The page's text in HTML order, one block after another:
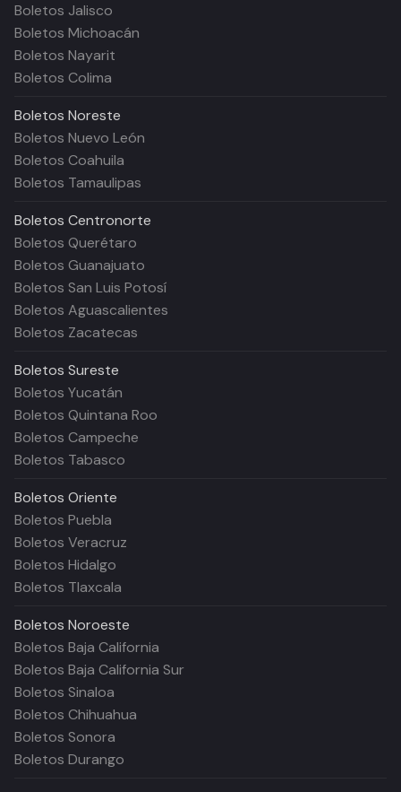
Boletos Jalisco
Boletos Michoacán
Boletos Nayarit
Boletos Colima
Boletos Noreste
Boletos Nuevo León
Boletos Coahuila
Boletos Tamaulipas
Boletos Centronorte
Boletos Querétaro
Boletos Guanajuato
Boletos San Luis Potosí
Boletos Aguascalientes
Boletos Zacatecas
Boletos Sureste
Boletos Yucatán
Boletos Quintana Roo
Boletos Campeche
Boletos Tabasco
Boletos Oriente
Boletos Puebla
Boletos Veracruz
Boletos Hidalgo
Boletos Tlaxcala
Boletos Noroeste
Boletos Baja California
Boletos Baja California Sur
Boletos Sinaloa
Boletos Chihuahua
Boletos Sonora
Boletos Durango